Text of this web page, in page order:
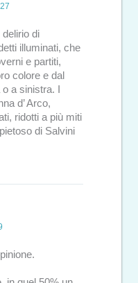
delirio di
illuminati, che
e partiti,
colore e dal
a sinistra. I
d’ Arco,
ridotti a più miti
di Salvini